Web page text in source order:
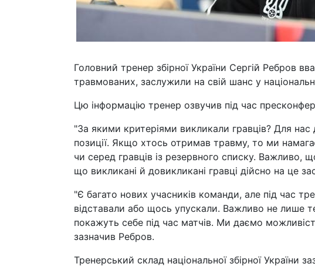
Головний тренер збірної України Сергій Ребров
травмованих, заслужили на свій шанс у
Цю інформацію тренер озвучив під час
"За якими критеріями викликали гравців? Для
позиції. Якщо хтось отримав травму, то ми
чи серед гравців із резервного списку. Важливо,
що викликані й довикликані гравці дійсно на це
"Є багато нових учасників команди, але під час
відставали або щось упускали. Важливо не лише
покажуть себе під час матчів. Ми даємо
зазначив Ребров.
Тренерський склад національної збірної України